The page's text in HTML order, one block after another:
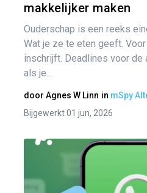
makkelijker maken
Ouderschap is een reeks
Wat je ze te eten geeft.
inschrijft. Deadlines voor de
als je...
door Agnes W Linn in mSpy
Bijgewerkt 01 jun, 2026